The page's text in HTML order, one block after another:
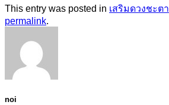
This entry was posted in เสริมดวงชะตา
permalink.
noi